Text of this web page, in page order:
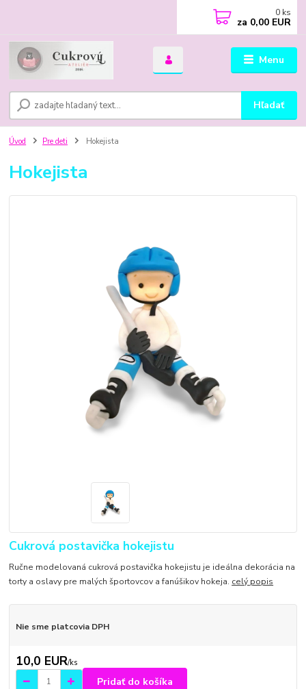
Menu
Hľadať
0 ks
za 0,00 EUR
Úvod Pre deti Hokejista
Hokejista
Cukrová postavička hokejistu
Ručne modelovaná cukrová postavička hokejistu je ideálna dekorácia na
torty a oslavy pre malých športovcov a fanúšikov hokeja. celý popis
Nie sme platcovia DPH
10,0 EUR/ks
Pridať do košíka